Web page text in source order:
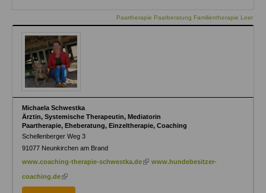
Paartherapie Paarberatung Familientherapie Leer
Michaela Schwestka
Ärztin, Systemische Therapeutin, Mediatorin
Paartherapie, Eheberatung, Einzeltherapie, Coaching
Schellenberger Weg 3
91077 Neunkirchen am Brand
www.coaching-therapie-schwestka.de (linkwww.hundebesitzer-
coaching.de (link